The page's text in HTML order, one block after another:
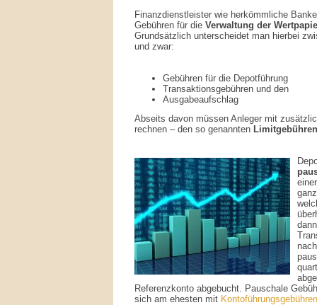
Finanzdienstleister wie herkömmliche
Gebühren für die Verwaltung der
Grundsätzlich unterscheidet man hierbei
und zwar:
Gebühren für die Depotführung
Transaktionsgebühren und den
Ausgabeaufschlag
Abseits davon müssen Anleger mit
rechnen – den so genannten Limitgebühren
Referenzkonto abgebucht. Pauschale
sich am ehesten mit Kontoführungsgebühren